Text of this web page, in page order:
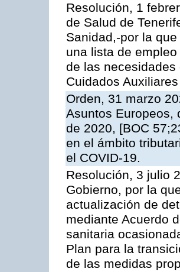
Resolución, 1
de Salud de
Sanidad,-por la
una lista de
de las
Cuidados
Orden, 31 marzo
Asuntos Europeos,
de 2020, [BOC
en el ámbito
el COVID-19.
Resolución, 3 julio
Gobierno, por la
actualización de
mediante Acuerdo
sanitaria
Plan para la
de las medidas